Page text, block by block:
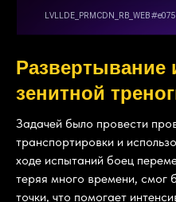
Развертывание
зенитной
Задачей было провести
транспортировки и
ходе испытаний боец
теряя много времени, смог
точки, что помогает